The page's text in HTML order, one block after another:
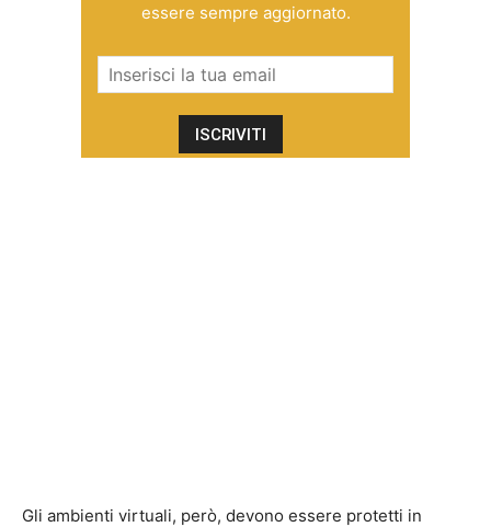
essere sempre aggiornato.
Gli ambienti virtuali, però, devono essere protetti in